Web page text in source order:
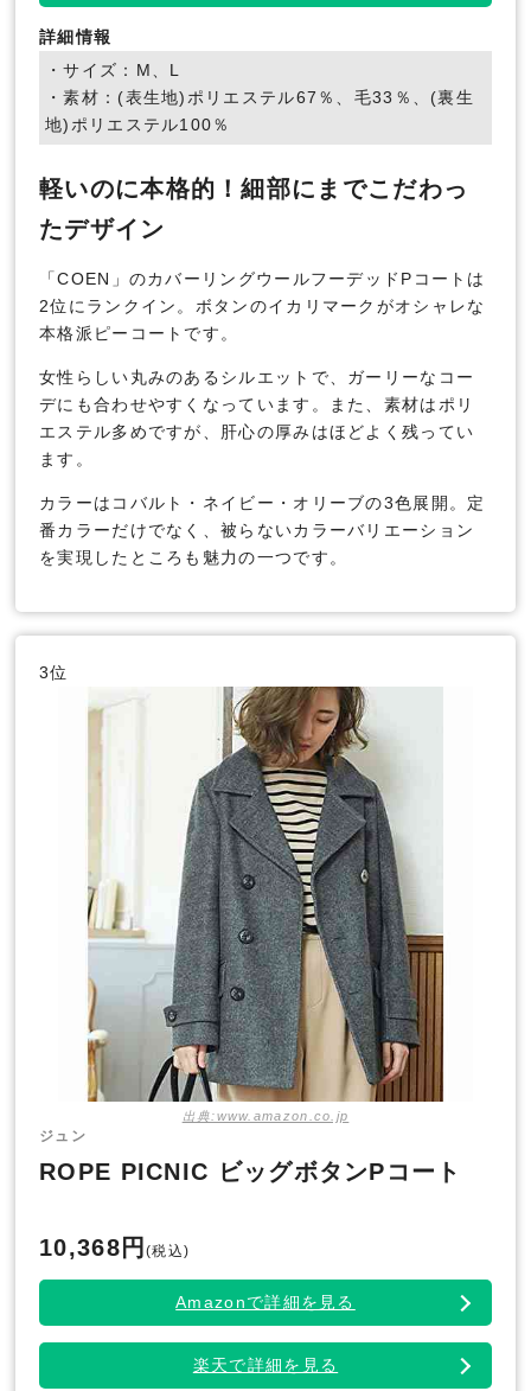
詳細情報
・サイズ：M、L
・素材：(表生地)ポリエステル67％、毛33％、(裏生
地)ポリエステル100％
軽いのに本格的！細部にまでこだわっ
たデザイン
「COEN」のカバーリングウールフーデッドPコートは
2位にランクイン。ボタンのイカリマークがオシャレな
本格派ピーコートです。
女性らしい丸みのあるシルエットで、ガーリーなコー
デにも合わせやすくなっています。また、素材はポリ
エステル多めですが、肝心の厚みはほどよく残ってい
ます。
カラーはコバルト・ネイビー・オリーブの3色展開。定
番カラーだけでなく、被らないカラーバリエーション
を実現したところも魅力の一つです。
3位
出典:www.amazon.co.jp
ジュン
ROPE PICNIC ビッグボタンPコート
10,368円(税込)
Amazonで詳細を見る
楽天で詳細を見る